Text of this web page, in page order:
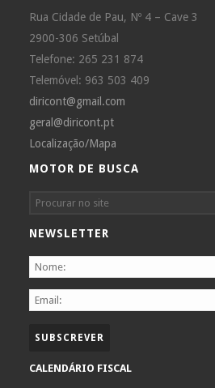
Rua Cidade de Pau, Nº 4 – Cave 3
2900-306 Setúbal
Telefone: 265 231 874
Telemóvel: 963 503 409
diricont@gmail.com
geral@diricont.pt
Localização/Mapa
MOTOR DE BUSCA
NEWSLETTER
CALENDÁRIO FISCAL